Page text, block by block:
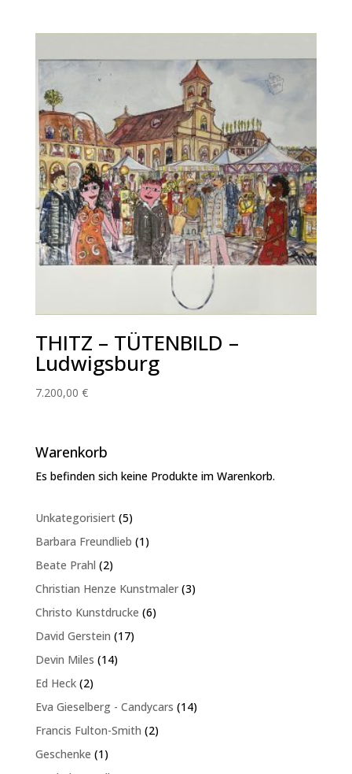
THITZ – TÜTENBILD –
Ludwigsburg
7.200,00 €
Warenkorb
Es befinden sich keine Produkte im Warenkorb.
Unkategorisiert 55
Produkte
Barbara Freundlieb 11
Beate Prahl 22
Produkte
Christian Henze Kunstmaler 33
Christo Kunstdrucke 66
David Gerstein 1717
Devin Miles 1414
Ed Heck 22
Produkte
Eva Gieselberg - Candycars 1414
Francis Fulton-Smith 22
Geschenke 11